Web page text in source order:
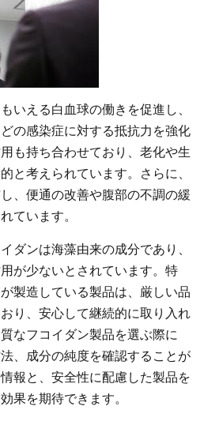
いえる白血球の働きを促進し、
の感染症に対する抵抗力を強化
も持ち合わせており、老化や生
と考えられています。さらに、
、便通の改善や腹部の不調の緩
ています。
ダンは海藻由来の成分であり、
が少ないとされています。特
製造している製品は、厳しい品
り、安心して継続的に取り入れ
なフコイダン製品を選ぶ際に
、成分の純度を確認することが
報と、安全性に配慮した製品を
果を期待できます。